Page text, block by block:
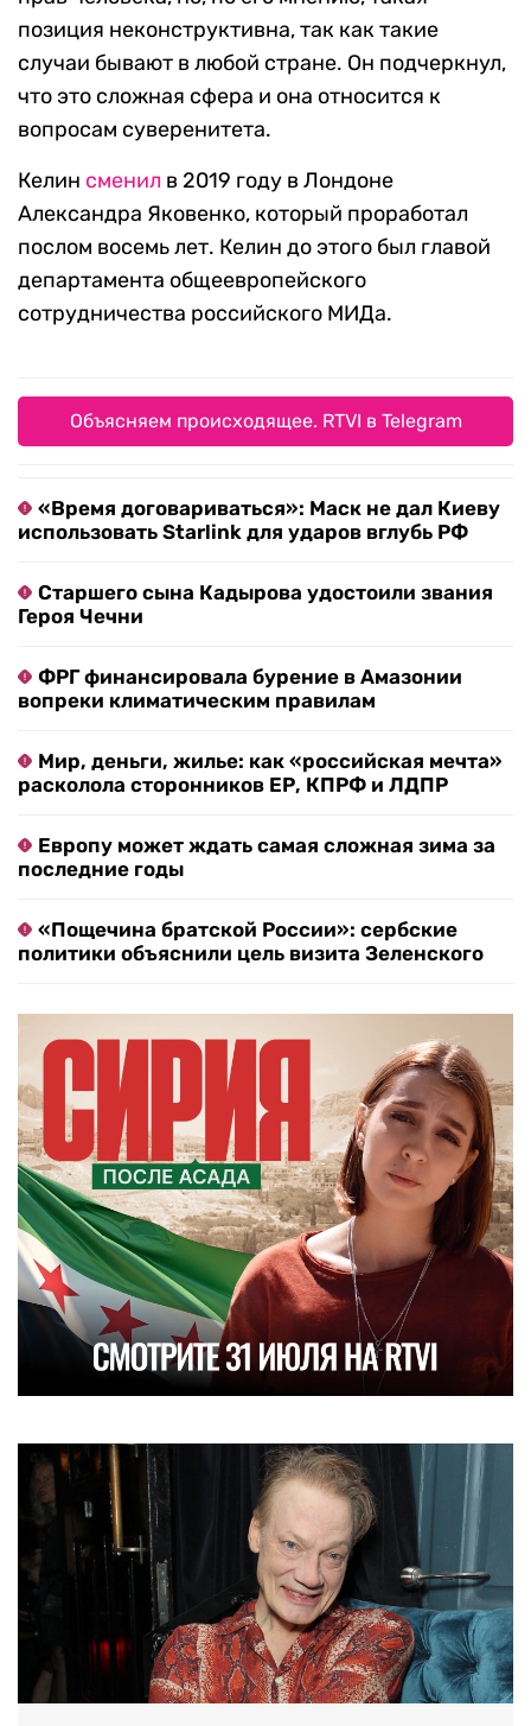
позиция неконструктивна, так как такие
случаи бывают в любой стране. Он подчеркнул,
что это сложная сфера и она относится к
вопросам суверенитета.
Келин сменил в 2019 году в Лондоне
Александра Яковенко, который проработал
послом восемь лет. Келин до этого был главой
департамента общеевропейского
сотрудничества российского МИДа.
Объясняем происходящее. RTVI в Telegram
«Время договариваться»: Маск не дал Киеву
использовать Starlink для ударов вглубь РФ
Старшего сына Кадырова удостоили звания
Героя Чечни
ФРГ финансировала бурение в Амазонии
вопреки климатическим правилам
Мир, деньги, жилье: как «российская мечта»
расколола сторонников ЕР, КПРФ и ЛДПР
Европу может ждать самая сложная зима за
последние годы
«Пощечина братской России»: сербские
политики объяснили цель визита Зеленского